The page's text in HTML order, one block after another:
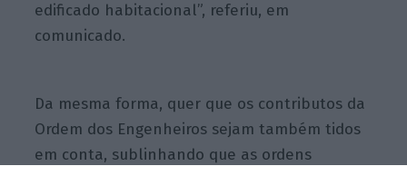
edificado habitacional”, referiu, em
comunicado.
Da mesma forma, quer que os contributos da
Ordem dos Engenheiros sejam também tidos
em conta, sublinhando que as ordens